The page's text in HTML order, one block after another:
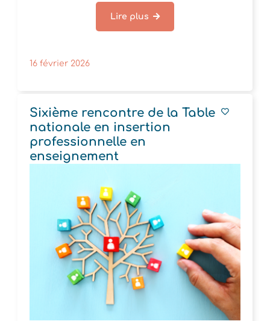
Lire plus
16 février 2026
Sixième rencontre de la Table
nationale en insertion
professionnelle en
enseignement